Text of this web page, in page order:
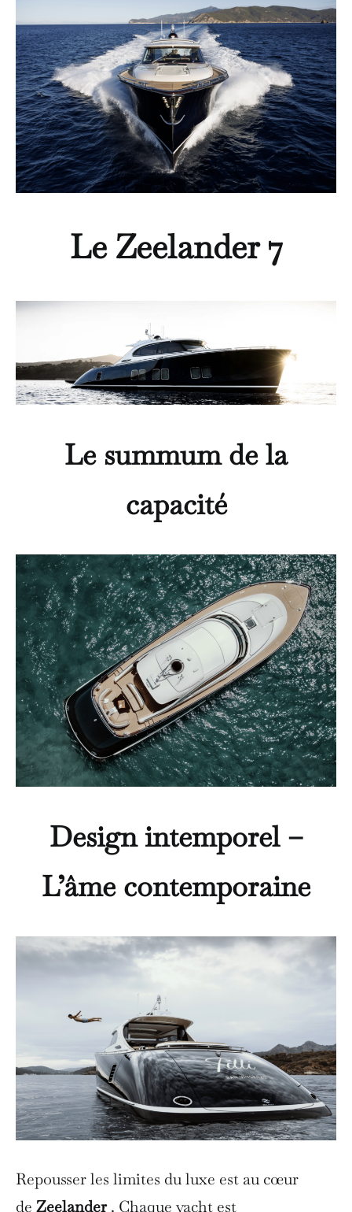
Le Zeelander 7
Le summum de la
capacité
Design intemporel –
L’âme contemporaine
Repousser les limites du luxe est au cœur
de Zeelander. Chaque yacht est